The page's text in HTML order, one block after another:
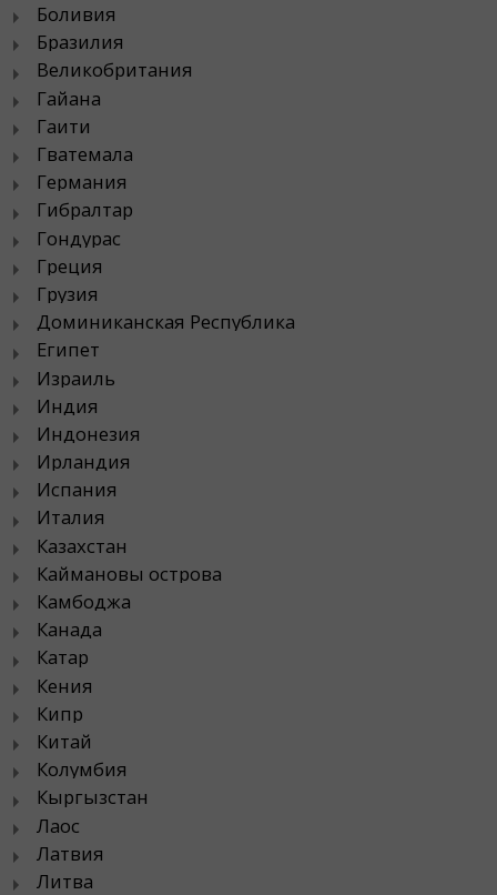
Боливия
Бразилия
Великобритания
Гайана
Гаити
Гватемала
Германия
Гибралтар
Гондурас
Греция
Грузия
Доминиканская Республика
Египет
Израиль
Индия
Индонезия
Ирландия
Испания
Италия
Казахстан
Каймановы острова
Камбоджа
Канада
Катар
Кения
Кипр
Китай
Колумбия
Кыргызстан
Лаос
Латвия
Литва